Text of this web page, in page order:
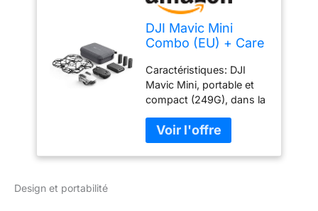
DJI Mavic Mini
Combo (EU) + Care
Ultra-Léger et Ultra-
Transportable,
Autonomie de 30
Minutes, Distance
de Transmission de
2 km, Vidéo HD
2.7K, Couvre une
Caractéristiques: DJI
Mavic Mini, portable et
compact (249G), dans la
basse et la plus sûre des
drones. Une charge
complète garantit 30
Design et portabilité